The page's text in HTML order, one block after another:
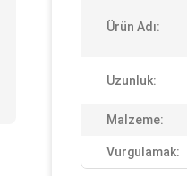
Ürün Adı:
Uzunluk:
Malzeme:
Vurgulamak: